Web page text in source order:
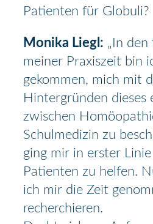
Patienten für Globuli?
Monika Liegl: „In den
meiner Praxiszeit bin
gekommen, mich mit
Hintergründen dieses
zwischen
Schulmedizin zu
ging mir in erster
Patienten zu helfen.
ich mir die Zeit
recherchieren.